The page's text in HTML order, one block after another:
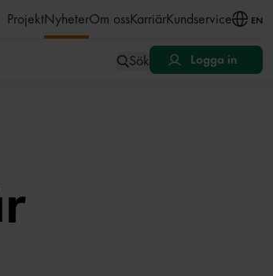
ProjektNyheterOm ossKarriärKundservice EN
Sök Logga in